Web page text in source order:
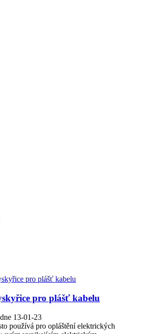
pro plášť kabelu
13-01-23
používá pro opláštění elektrických